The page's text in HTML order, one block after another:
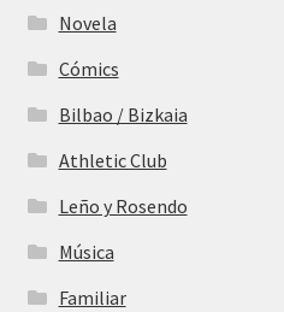
Novela
Cómics
Bilbao / Bizkaia
Athletic Club
Leño y Rosendo
Música
Familiar